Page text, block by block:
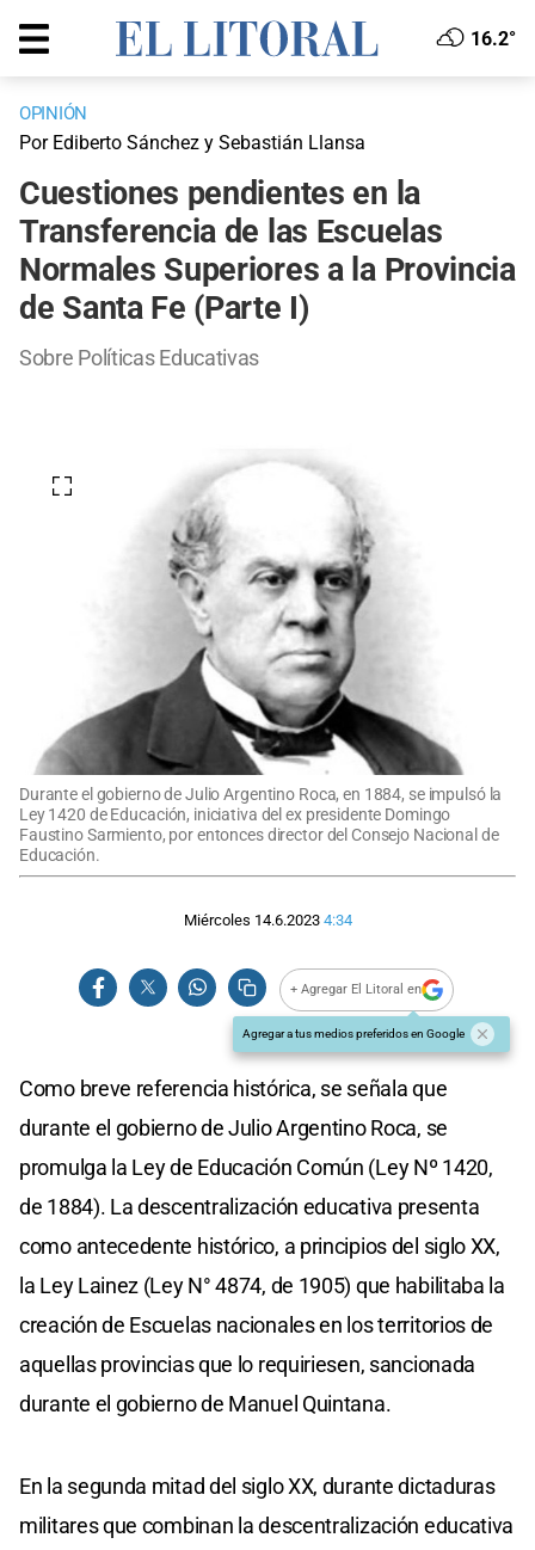
16.2°
OPINIÓN
Por Ediberto Sánchez y Sebastián Llansa
Cuestiones pendientes en la
Transferencia de las Escuelas
Normales Superiores a la Provincia
de Santa Fe (Parte I)
Sobre Políticas Educativas
Durante el gobierno de Julio Argentino Roca, en 1884, se impulsó la
Ley 1420 de Educación, iniciativa del ex presidente Domingo
Faustino Sarmiento, por entonces director del Consejo Nacional de
Educación.
Miércoles 14.6.2023 4:34
+ Agregar El Litoral en
Agregar a tus medios preferidos en Google
Como breve referencia histórica, se señala que
durante el gobierno de Julio Argentino Roca, se
promulga la Ley de Educación Común (Ley Nº 1420,
de 1884). La descentralización educativa presenta
como antecedente histórico, a principios del siglo XX,
la Ley Lainez (Ley N° 4874, de 1905) que habilitaba la
creación de Escuelas nacionales en los territorios de
aquellas provincias que lo requiriesen, sancionada
durante el gobierno de Manuel Quintana.
En la segunda mitad del siglo XX, durante dictaduras
militares que combinan la descentralización educativa